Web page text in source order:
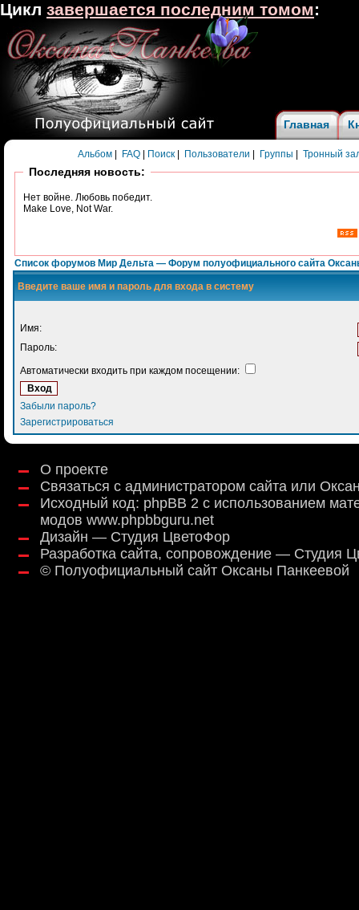
Главная
Альбом FAQ Поиск Пользователи Группы Тронный
Последняя новость:
Нет войне. Любовь победит.
Make Love, Not War.
Список форумов Мир Дельта — Форум полуофициального сайта
Введите ваше имя и пароль для входа в систему
Имя:
Пароль:
Автоматически входить при каждом посещении:
Забыли пароль?
Зарегистрироваться
О проекте
Связаться с администратором сайта или
Исходный код: phpBB 2 с использованием
модов www.phpbbguru.net
Дизайн — Студия ЦветоФор
Разработка сайта, сопровождение — Студия
© Полуофициальный сайт Оксаны Панкеевой
Цикл завершается последним томом: